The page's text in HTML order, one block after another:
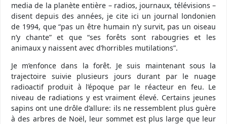
media de la planète entière – radios, journaux, télévisions –
disent depuis des années, je cite ici un journal londonien
de 1994, que “pas un être humain n’y survit, pas un oiseau
n’y chante” et que “ses forêts sont rabougries et les
animaux y naissent avec d’horribles mutilations”.
Je m’enfonce dans la forêt. Je suis maintenant sous la
trajectoire suivie plusieurs jours durant par le nuage
radioactif produit à l’époque par le réacteur en feu. Le
niveau de radiations y est vraiment élevé. Certains jeunes
sapins ont une drôle d’allure: ils ne ressemblent plus guère
à des arbres de Noël, leur sommet est plus large que leur